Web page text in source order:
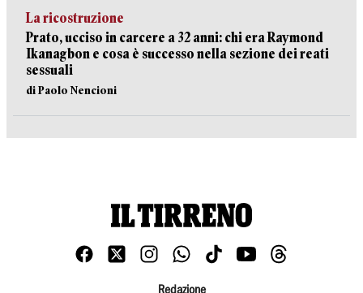
La ricostruzione
Prato, ucciso in carcere a 32 anni: chi era Raymond
Ikanagbon e cosa è successo nella sezione dei reati
sessuali
di Paolo Nencioni
Redazione